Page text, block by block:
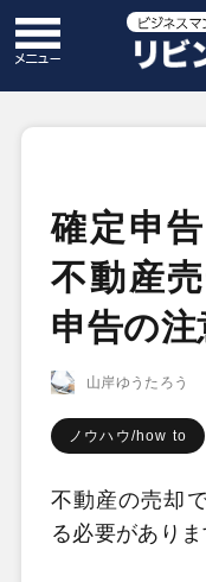
確定申
不動産
申告の注
山岸ゆうたろう
ノウハウ/how to
不動産の売却
る必要がありま